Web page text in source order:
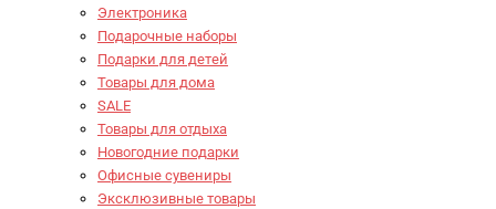
Электроника
Подарочные наборы
Подарки для детей
Товары для дома
SALE
Товары для отдыха
Новогодние подарки
Офисные сувениры
Эксклюзивные товары